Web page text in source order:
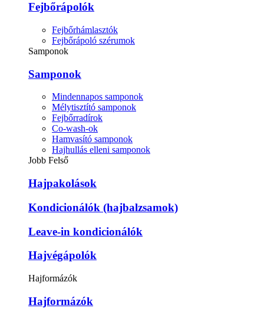
Fejbőrápolók
Fejbőrhámlasztók
Fejbőrápoló szérumok
Samponok
Samponok
Mindennapos samponok
Mélytisztító samponok
Fejbőrradírok
Co-wash-ok
Hamvasító samponok
Hajhullás elleni samponok
Jobb Felső
Hajpakolások
Kondicionálók (hajbalzsamok)
Leave-in kondicionálók
Hajvégápolók
Hajformázók
Hajformázók